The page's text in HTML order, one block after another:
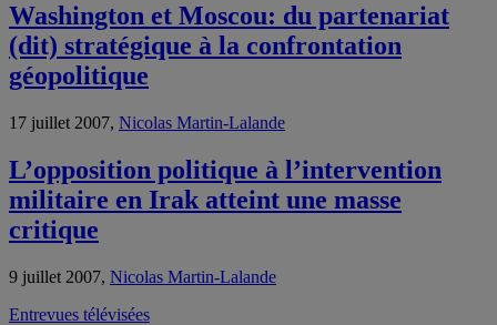
Washington et Moscou: du partenariat
(dit) stratégique à la confrontation
géopolitique
17 juillet 2007, Nicolas Martin-Lalande
L’opposition politique à l’intervention
militaire en Irak atteint une masse
critique
9 juillet 2007, Nicolas Martin-Lalande
Entrevues télévisées